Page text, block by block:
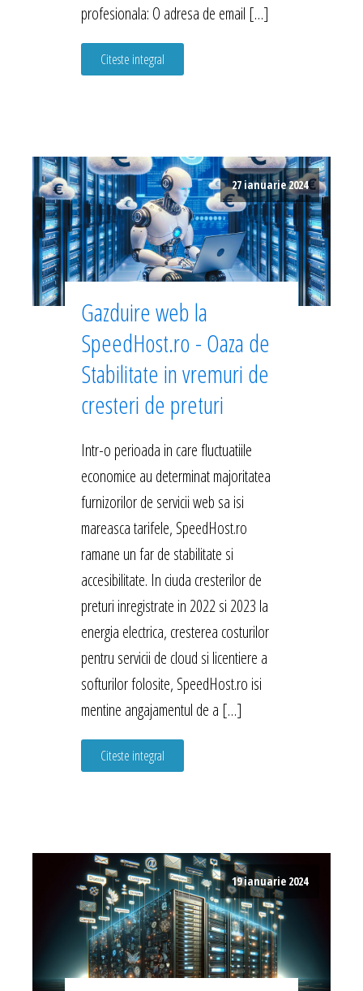
profesionala: O adresa de email […]
Citeste integral
27 ianuarie 2024
Gazduire web la
SpeedHost.ro - Oaza de
Stabilitate in vremuri de
cresteri de preturi
Intr-o perioada in care fluctuatiile
economice au determinat majoritatea
furnizorilor de servicii web sa isi
mareasca tarifele, SpeedHost.ro
ramane un far de stabilitate si
accesibilitate. In ciuda cresterilor de
preturi inregistrate in 2022 si 2023 la
energia electrica, cresterea costurilor
pentru servicii de cloud si licentiere a
softurilor folosite, SpeedHost.ro isi
mentine angajamentul de a […]
Citeste integral
19 ianuarie 2024